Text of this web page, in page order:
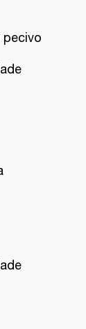
pecivo